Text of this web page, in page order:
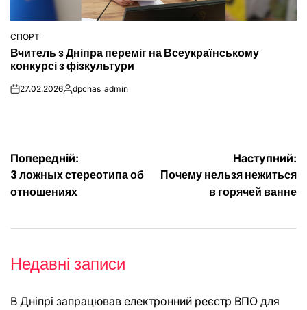
ОПУБЛІКУВАТИ
У
СПОРТ
Вчитель з Дніпра переміг на Всеукраїнському
конкурсі з фізкультури
on27.02.2026Опубліковано
dpchas_admin
Навігація
записів
Попередній:
3 ложных стереотипа об
отношениях
Наступний:
Почему нельзя нежиться
в горячей ванне
Недавні записи
В Дніпрі запрацював електронний реєстр ВПО для